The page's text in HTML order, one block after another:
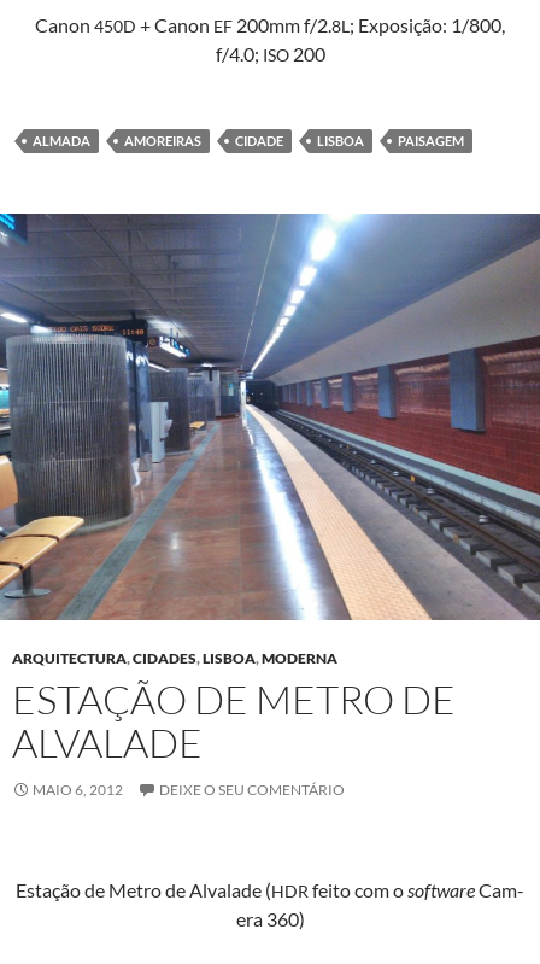
Canon 450D + Canon EF 200mm f/2.8L; Exposição: 1/800,
f/4.0; ISO200
ALMADA AMOREIRAS CIDADE LISBOA PAISAGEM
ARQUITECTURA,CIDADES,LISBOA,MODERNA
ESTAÇÃO DE METRO DE
ALVALADE
MAIO 6, 2012 DEIXE O SEU COMENTÁRIO
Estação de Metro de Alvalade (HDRfeito com osoft­wareCam­
era 360)